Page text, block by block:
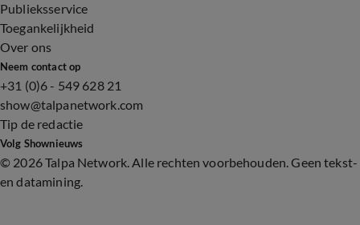
Publieksservice
Toegankelijkheid
Over ons
Neem contact op
+31 (0)6 - 549 628 21
show@talpanetwork.com
Tip de redactie
Volg Shownieuws
© 2026 Talpa Network. Alle rechten voorbehouden. Geen tekst-
en datamining.